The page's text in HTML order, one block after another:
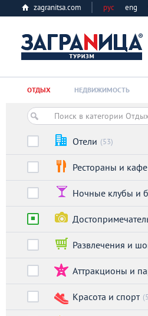
zagranitsa.com рус eng
Алматы
Киев
Лондон
ОТДЫХ НЕДВИЖИМОСТЬ
Отели (53)
Рестораны и кафе
Ночные клубы и
Развлечения и
Аттракционы и
Красота и спорт